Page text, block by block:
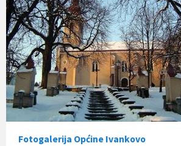
Fotogalerija Općine Ivankovo